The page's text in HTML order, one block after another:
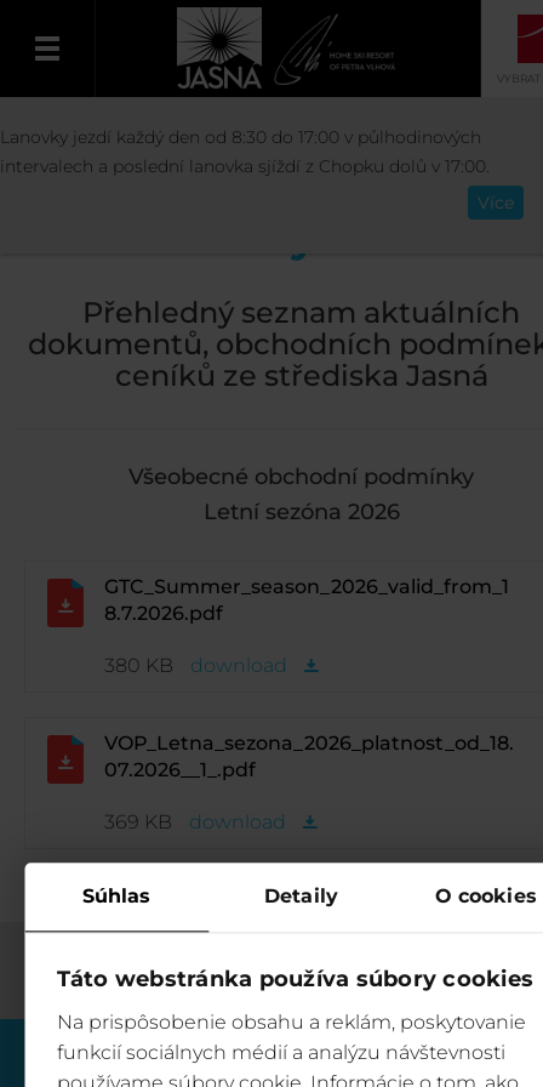
Súhlas Detaily O cookies
Táto webstránka používa súbory cookies
Na prispôsobenie obsahu a reklám, poskytovanie
funkcií sociálnych médií a analýzu návštevnosti
Čeština
VYBRAT
INFORMACE DOKUMENTY
Přehledný seznam aktuálních
dokumentů, obchodních
ceníků ze střediska Jasná
Všeobecné obchodní podmínky
Letní sezóna 2026
GTC_Summer_season_2026_valid_from_1
8.7.2026.pdf
380 KB download
VOP_Letna_sezona_2026_platnost_od_18.
07.2026__1_.pdf
369 KB download
Lanovky jezdí každý den od 8:30 do 17:00 v půlhodinových
intervalech a poslední lanovka sjíždí z Chopku dolů v 17:00.
Více